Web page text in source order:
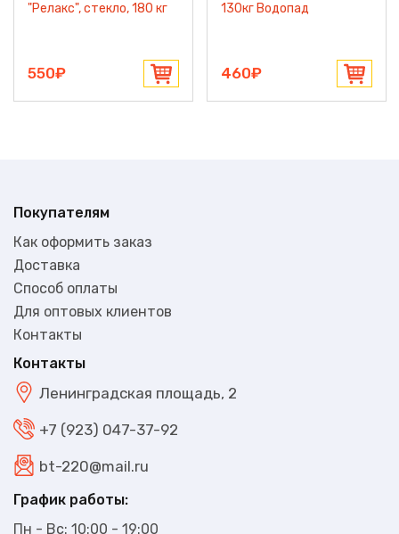
"Релакс", стекло, 180 кг
550₽
130кг Водопад
460₽
Покупателям
Как оформить заказ
Доставка
Способ оплаты
Для оптовых клиентов
Контакты
Контакты
Ленинградская площадь, 2
+7 (923) 047-37-92
bt-220@mail.ru
График работы:
Пн - Вс: 10:00 - 19:00